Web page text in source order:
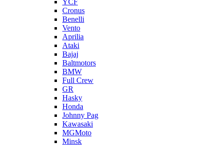
YCF
Cronus
Benelli
Vento
Aprilia
Ataki
Bajaj
Baltmotors
BMW
Full Crew
GR
Hasky
Honda
Johnny Pag
Kawasaki
MGMoto
Minsk